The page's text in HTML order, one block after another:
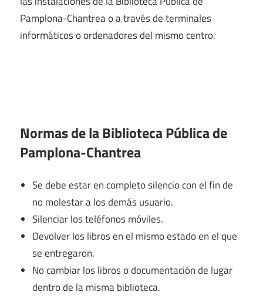
Pamplona-Chantrea o a través de terminales
informáticos o ordenadores del mismo centro.
Normas de la Biblioteca Pública de
Pamplona-Chantrea
Se debe estar en completo silencio con el fin de
no molestar a los demás usuario.
Silenciar los teléfonos móviles.
Devolver los libros en el mismo estado en el que
se entregaron.
No cambiar los libros o documentación de lugar
dentro de la misma biblioteca.